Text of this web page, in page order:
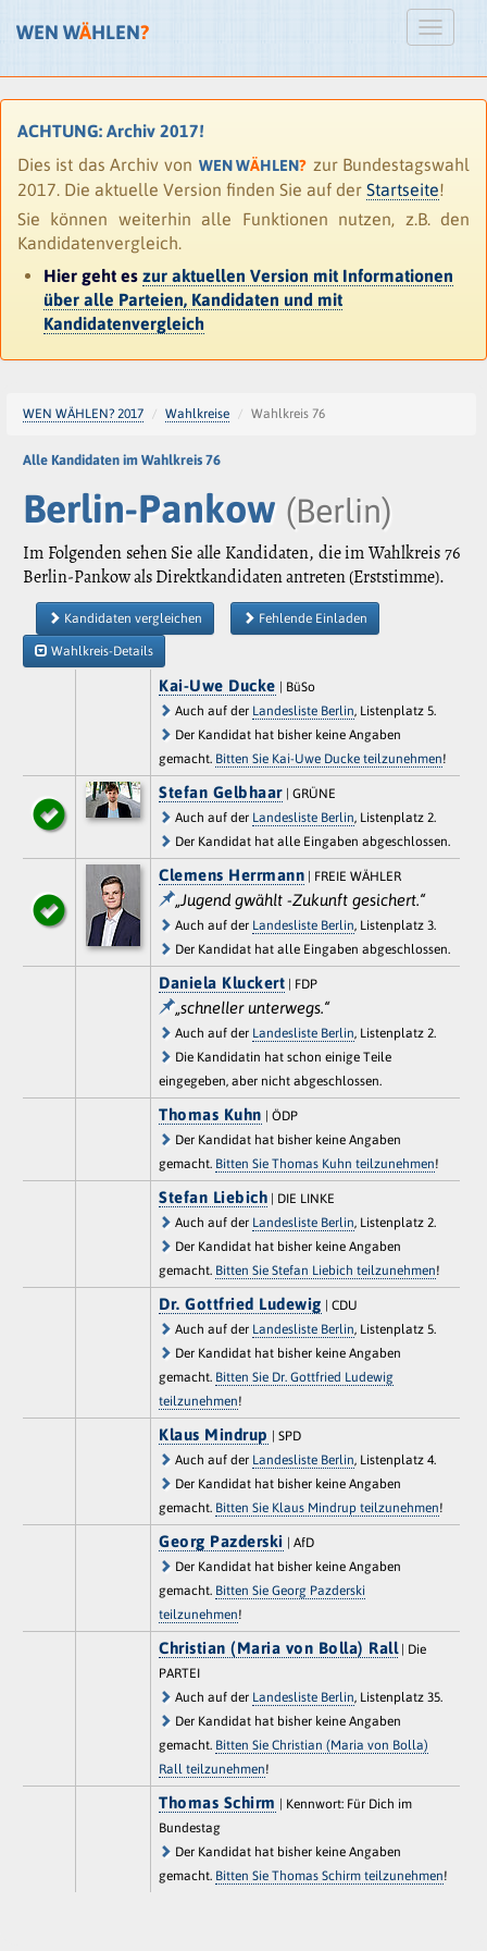
WEN WÄHLEN?
ACHTUNG: Archiv 2017!
Dies ist das Archiv von WEN WÄHLEN? zur Bundestagswahl
2017. Die aktuelle Version finden Sie auf der Startseite!
Sie können weiterhin alle Funktionen nutzen, z.B. den
Kandidatenvergleich.
Hier geht es zur aktuellen Version mit Informationen
über alle Parteien, Kandidaten und mit
Kandidatenvergleich
WEN WÄHLEN? 2017 Wahlkreise Wahlkreis 76
Alle Kandidaten im Wahlkreis 76
Berlin-Pankow (Berlin)
Im Folgenden sehen Sie alle Kandidaten, die im Wahlkreis 76
Berlin-Pankow als Direktkandidaten antreten (Erststimme).
Kandidaten vergleichen Fehlende Einladen
Wahlkreis-Details
Kai-Uwe Ducke | BüSo
Auch auf der Landesliste Berlin, Listenplatz 5.
Der Kandidat hat bisher keine Angaben
gemacht. Bitten Sie Kai-Uwe Ducke teilzunehmen!
Stefan Gelbhaar| GRÜNE
Auch auf der Landesliste Berlin, Listenplatz 2.
Der Kandidat hat alle Eingaben abgeschlossen.
Clemens Herrmann | FREIE WÄHLER
„Jugend gwählt -Zukunft gesichert.“
Auch auf der Landesliste Berlin, Listenplatz 3.
Der Kandidat hat alle Eingaben abgeschlossen.
Daniela Kluckert | FDP
„schneller unterwegs.“
Auch auf der Landesliste Berlin, Listenplatz 2.
Die Kandidatin hat schon einige Teile
eingegeben, aber nicht abgeschlossen.
Thomas Kuhn | ÖDP
Der Kandidat hat bisher keine Angaben
gemacht. Bitten Sie Thomas Kuhn teilzunehmen!
Stefan Liebich | DIE LINKE
Auch auf der Landesliste Berlin, Listenplatz 2.
Der Kandidat hat bisher keine Angaben
gemacht. Bitten Sie Stefan Liebich teilzunehmen!
Dr. Gottfried Ludewig | CDU
Auch auf der Landesliste Berlin, Listenplatz 5.
Der Kandidat hat bisher keine Angaben
gemacht. Bitten Sie Dr. Gottfried Ludewig
teilzunehmen!
Klaus Mindrup
| SPD
Auch auf der Landesliste Berlin, Listenplatz 4.
Der Kandidat hat bisher keine Angaben
gemacht. Bitten Sie Klaus Mindrup teilzunehmen!
Georg Pazderski | AfD
Der Kandidat hat bisher keine Angaben
gemacht. Bitten Sie Georg Pazderski
teilzunehmen!
Christian (Maria von Bolla) Rall| Die
PARTEI
Auch auf der Landesliste Berlin, Listenplatz 35.
Der Kandidat hat bisher keine Angaben
gemacht. Bitten Sie Christian (Maria von Bolla)
Rall teilzunehmen!
Thomas Schirm
| Kennwort: Für Dich im
Bundestag
Der Kandidat hat bisher keine Angaben
gemacht. Bitten Sie Thomas Schirm teilzunehmen!